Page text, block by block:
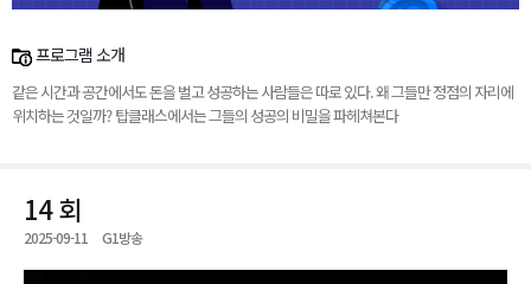
프로그램 소개
같은 시간과 공간에서도 돈을 벌고 성공하는 사람들은 따로 있다. 왜 그들만 정점의 자리에
위치하는 것일까? 탑클래스에서는 그들의 성공의 비밀을 파헤쳐본다
14 회
2025-09-11 G1방송